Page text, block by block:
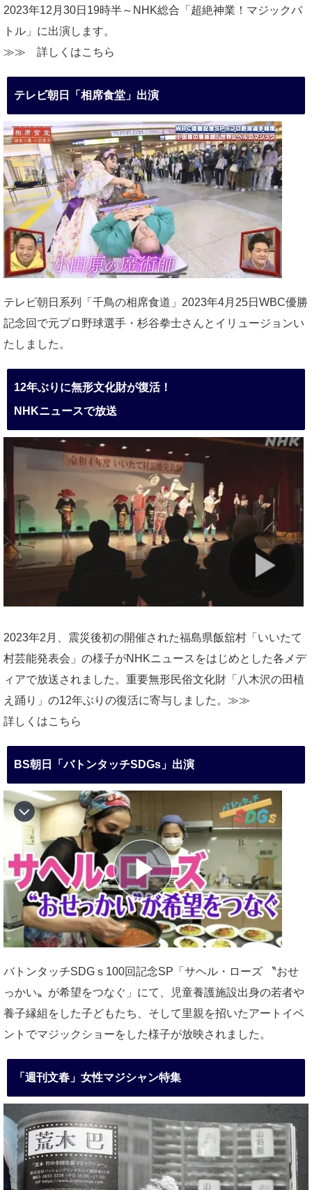
2023年12月30日19時半～NHK総合「超絶神業！マジックバ
トル」に出演します。
≫≫ 詳しくはこちら
テレビ朝日「相席食堂」出演
テレビ朝日系列「千鳥の相席食道」2023年4月25日WBC優勝
記念回で元プロ野球選手・杉谷拳士さんとイリュージョンい
たしました。
12年ぶりに無形文化財が復活！
NHKニュースで放送
2023年2月、震災後初の開催された福島県飯舘村「いいたて
村芸能発表会」の様子がNHKニュースをはじめとした各メデ
ィアで放送されました。重要無形民俗文化財「八木沢の田植
え踊り」の12年ぶりの復活に寄与しました。≫≫
詳しくはこちら
BS朝日「バトンタッチSDGs」出演
バトンタッチSDGｓ100回記念SP「サヘル・ローズ 〝おせ
っかい〟が希望をつなぐ」にて、児童養護施設出身の若者や
養子縁組をした子どもたち、そして里親を招いたアートイベ
ントでマジックショーをした様子が放映されました。
「週刊文春」女性マジシャン特集